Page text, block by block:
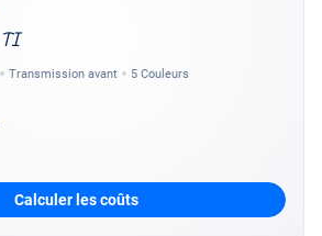
Transmission avant 5 Couleurs
Calculer les coûts